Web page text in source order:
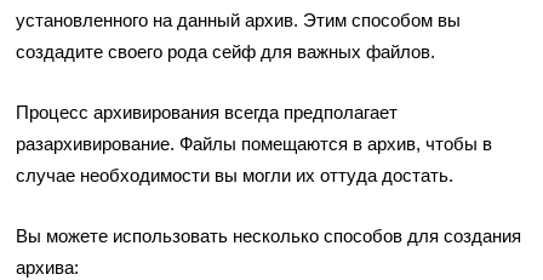
установленного на данный архив. Этим способом вы
создадите своего рода сейф для важных файлов.
Процесс архивирования всегда предполагает
разархивирование. Файлы помещаются в архив, чтобы в
случае необходимости вы могли их оттуда достать.
Вы можете использовать несколько способов для создания
архива: